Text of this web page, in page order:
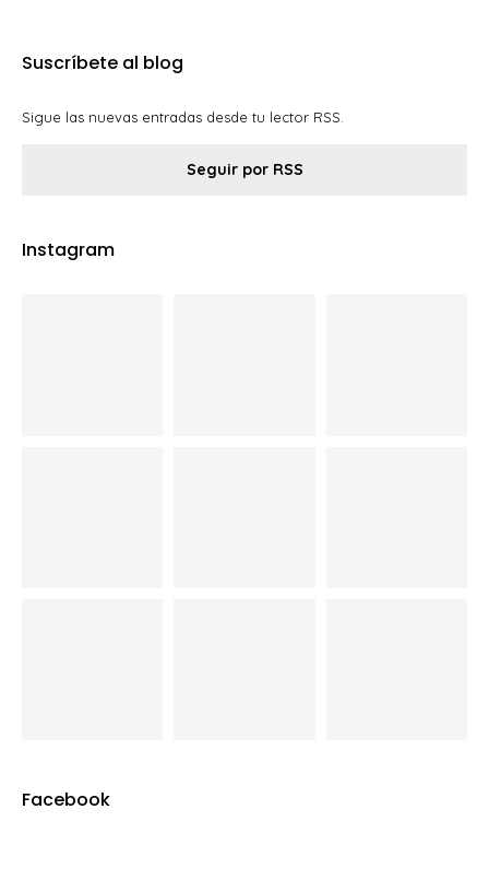
Suscríbete al blog
Sigue las nuevas entradas desde tu lector RSS.
Seguir por RSS
Instagram
Facebook